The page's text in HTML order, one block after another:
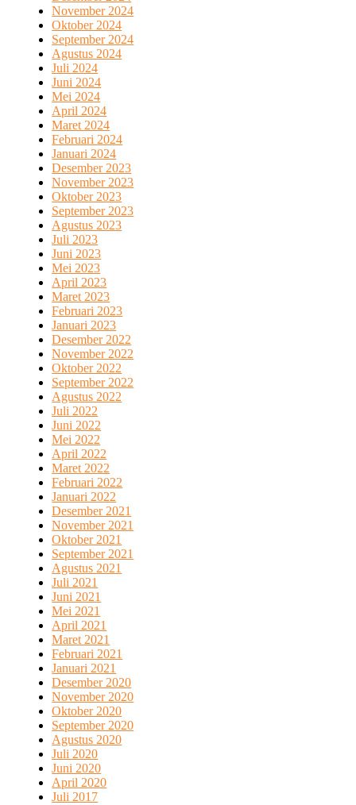
November 2024
Oktober 2024
September 2024
Agustus 2024
Juli 2024
Juni 2024
Mei 2024
April 2024
Maret 2024
Februari 2024
Januari 2024
Desember 2023
November 2023
Oktober 2023
September 2023
Agustus 2023
Juli 2023
Juni 2023
Mei 2023
April 2023
Maret 2023
Februari 2023
Januari 2023
Desember 2022
November 2022
Oktober 2022
September 2022
Agustus 2022
Juli 2022
Juni 2022
Mei 2022
April 2022
Maret 2022
Februari 2022
Januari 2022
Desember 2021
November 2021
Oktober 2021
September 2021
Agustus 2021
Juli 2021
Juni 2021
Mei 2021
April 2021
Maret 2021
Februari 2021
Januari 2021
Desember 2020
November 2020
Oktober 2020
September 2020
Agustus 2020
Juli 2020
Juni 2020
April 2020
Juli 2017